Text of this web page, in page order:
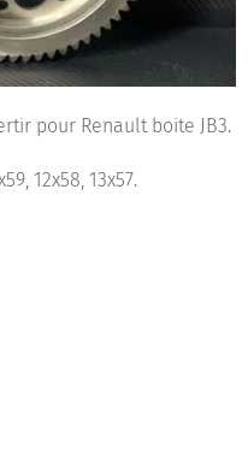
pour Renault boite JB3.
12x58, 13x57.